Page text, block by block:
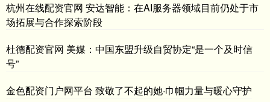
杭州在线配资官网 安达智能：在AI服务器领域目前仍处于市
场拓展与合作探索阶段
杜德配资官网 美媒：中国东盟升级自贸协定“是一个及时信
号”
金色配资门户网平台 致敬了不起的她·巾帼力量与暖心守护